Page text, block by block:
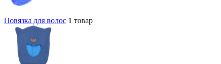
Повязка для волос 1 товар